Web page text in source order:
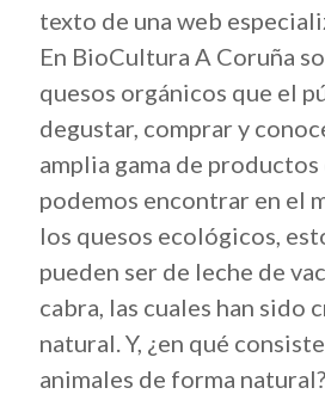
texto de una web
En BioCultura A Coruña
quesos orgánicos que el
degustar, comprar y
amplia gama de
podemos encontrar en el
los quesos ecológicos,
pueden ser de leche de
cabra, las cuales han sido
natural. Y, ¿en qué
animales de forma